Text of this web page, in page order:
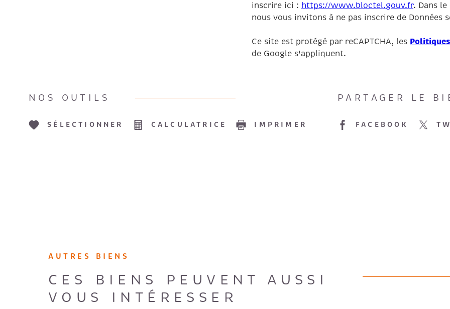
inscrire ici : https://www.bloctel.gouv.fr. Dans
nous vous invitons à ne pas inscrire de Données
Ce site est protégé par reCAPTCHA, les
de Google s'appliquent.
NOS OUTILS
SÉLECTIONNER CALCULATRICE IMPRIMER
PARTAGER LE
FACEBOOK
AUTRES BIENS
CES BIENS PEUVENT AUSSI
VOUS INTÉRESSER